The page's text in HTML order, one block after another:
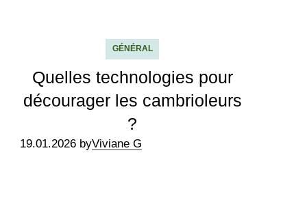
GÉNÉRAL
Quelles technologies pour
décourager les cambrioleurs
?
19.01.2026 byViviane G